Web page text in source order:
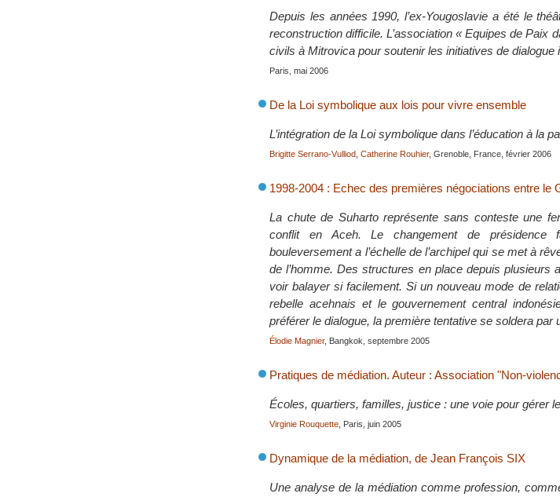
Depuis les années 1990, l’ex-Yougoslavie a été le
reconstruction difficile. L’association « Equipes de Paix
civils à Mitrovica pour soutenir les initiatives de
Paris, mai 2006
De la Loi symbolique aux lois pour vivre ensemble
L’intégration de la Loi symbolique dans l’éducation à la
Brigitte Serrano-Vulliod Catherine Rouhier, Grenoble, France, février 2006
1998-2004 : Echec des premières négociations entre le
La chute de Suharto représente sans conteste une
conflit en Aceh. Le changement de présidence
bouleversement a l’échelle de l’archipel qui se met à
de l’homme. Des structures en place depuis plusieurs
voir balayer si facilement. Si un nouveau mode de
rebelle acehnais et le gouvernement central
préférer le dialogue, la première tentative se soldera par
Élodie Magnier, Bangkok, septembre 2005
Pratiques de médiation. Auteur : Association "Non-
Écoles, quartiers, familles, justice : une voie pour gérer
Virginie Rouquette , Paris, juin 2005
Dynamique de la médiation, de Jean François SIX
Une analyse de la médiation comme profession,